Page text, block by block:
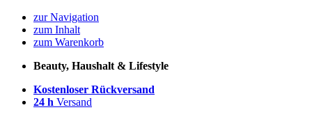
zur Navigation
zum Inhalt
zum Warenkorb
Beauty, Haushalt & Lifestyle
Kostenloser Rückversand
24 h Versand